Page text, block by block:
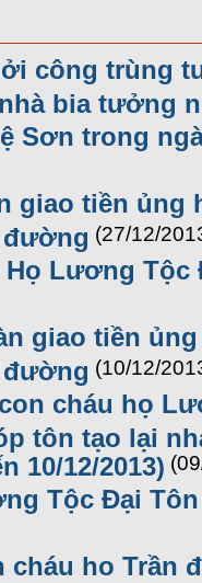
công trùng
bia tưởng
Sơn trong
giao tiền ủng
đường (27/12/
Lương Tộc
giao tiền
đường (10/12/
cháu họ
tôn tạo lại
10/12/2013)
Tộc Đại
ho Trần